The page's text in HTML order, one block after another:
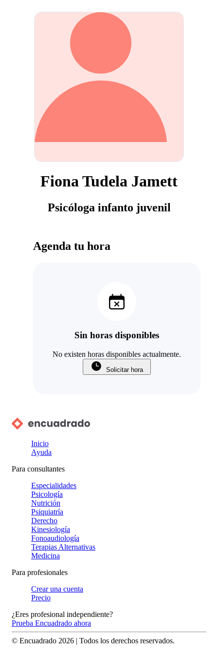
Fiona Tudela Jamett
Psicóloga infanto juvenil
Agenda tu hora
Sin horas disponibles
No existen horas disponibles actualmente.
Solicitar hora
Inicio
Ayuda
Para consultantes
Especialidades
Psicología
Nutrición
Psiquiatría
Derecho
Kinesiología
Fonoaudiología
Terapias Alternativas
Medicina
Para profesionales
Crear una cuenta
Precio
¿Eres profesional independiente?
Prueba Encuadrado ahora
© Encuadrado 2026 | Todos los derechos reservados.